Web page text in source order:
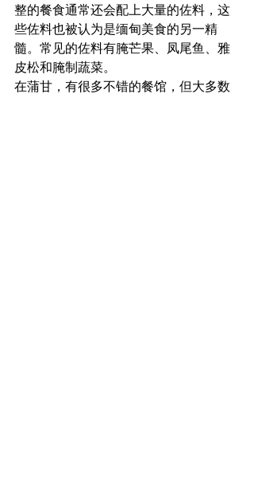
整的餐食通常还会配上大量的佐料，这
些佐料也被认为是缅甸美食的另一精
髓。常见的佐料有腌芒果、凤尾鱼、雅
皮松和腌制蔬菜。
在蒲甘，有很多不错的餐馆，但大多数